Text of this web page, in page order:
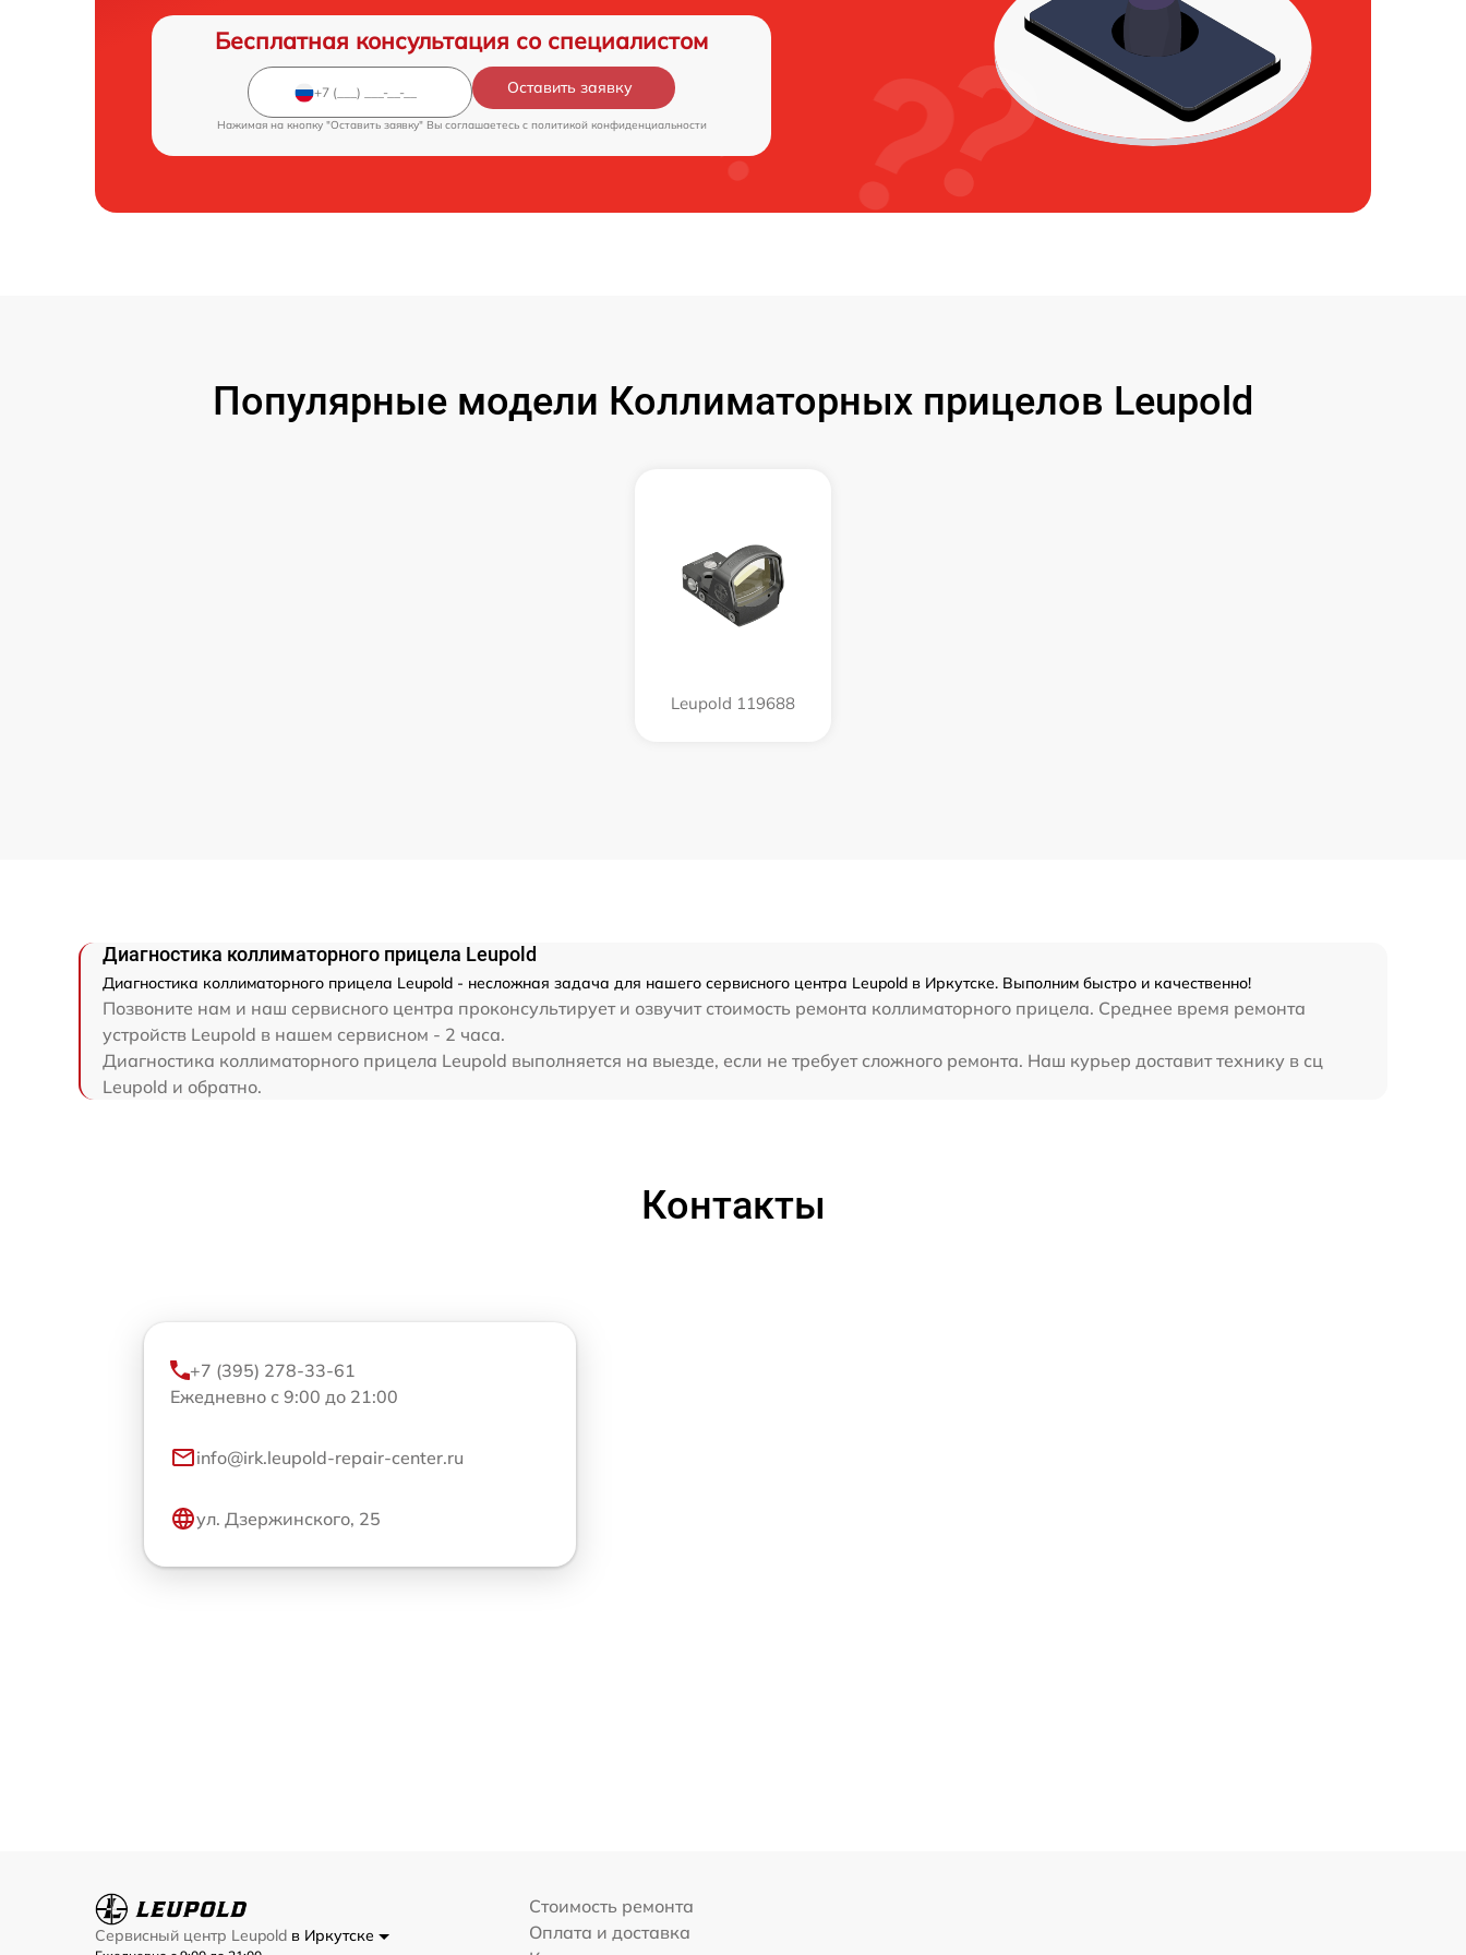
Бесплатная консультация со специалистом
Оставить заявку
Нажимая на кнопку "Оставить заявку" Вы соглашаетесь c политикой конфиденциальности
Популярные модели Коллиматорных прицелов Leupold
Leupold 119688
Диагностика коллиматорного прицела Leupold
Диагностика коллиматорного прицела Leupold - несложная задача для нашего сервисного центра Leupold в Иркутске. Выполним быстро и качественно!
Позвоните нам и наш сервисного центра проконсультирует и озвучит стоимость ремонта коллиматорного прицела. Среднее время ремонта
устройств Leupold в нашем сервисном - 2 часа.
Диагностика коллиматорного прицела Leupold выполняется на выезде, если не требует сложного ремонта. Наш курьер доставит технику в сц
Leupold и обратно.
Контакты
+7 (395) 278-33-61
Ежедневно с 9:00 до 21:00
info@irk.leupold-repair-center.ru
ул. Дзержинского, 25
Сервисный центр Leupold в Иркутске
Стоимость ремонта
Оплата и доставка